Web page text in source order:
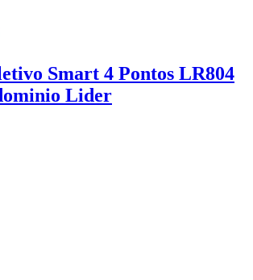
Smart 4 Pontos LR804
Lider